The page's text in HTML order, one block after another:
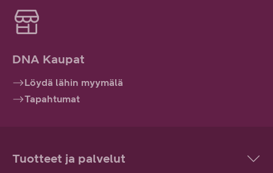
DNA Kaupat
Löydä lähin myymälä
Tapahtumat
Tuotteet ja palvelut